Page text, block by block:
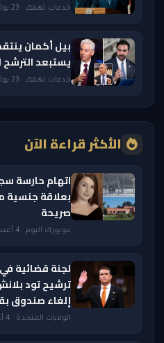
خدمات تهمك · 23 يوليو 2026 — 9:06 PM
بيل أكمان
يستبعد الترشح
خدمات تهمك · 23 يوليو 2026 — 5:35 PM
الأكثر قراءة الآن
اتهام حارسة
بعلاقة جنسية
صريحة
نيويورك اليوم · 4 أغسطس 2026 — 8:20 AM
لجنة قضائية
ترشيح تود
إلغاء صندوق بقيمة 1.776
الولايات المتحدة · 4 أغسطس 2026 — 11:20 AM